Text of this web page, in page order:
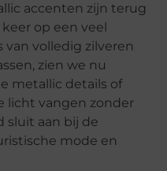
accenten zijn terug
op een veel
van volledig zilveren
zien we nu
metallic details of
licht vangen zonder
sluit aan bij de
mode en